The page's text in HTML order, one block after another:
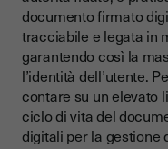
documento firmato
tracciabile e legata in
garantendo così la
l’identità dell’utente.
contare su un elevato
ciclo di vita del
digitali per la gestione